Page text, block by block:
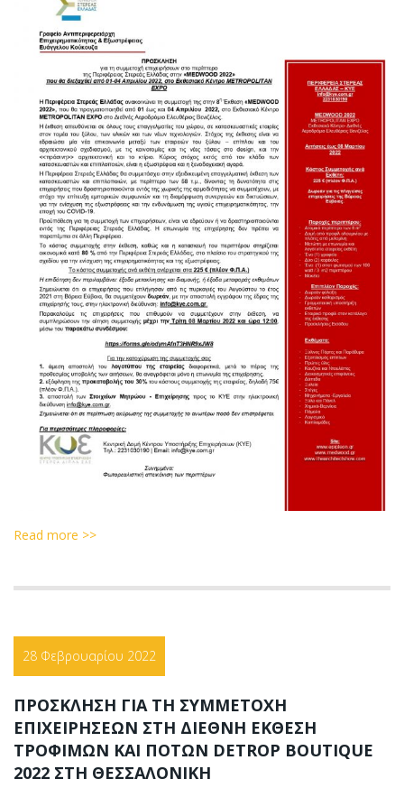
Read more >>
28 Φεβρουαρίου 2022
ΠΡΟΣΚΛΗΣΗ ΓΙΑ ΤΗ ΣΥΜΜΕΤΟΧΗ
ΕΠΙΧΕΙΡΗΣΕΩΝ ΣΤΗ ΔΙΕΘΝΗ ΕΚΘΕΣΗ
ΤΡΟΦΙΜΩΝ ΚΑΙ ΠΟΤΩΝ DETROP BOUTIQUE
2022 ΣΤΗ ΘΕΣΣΑΛΟΝΙΚΗ